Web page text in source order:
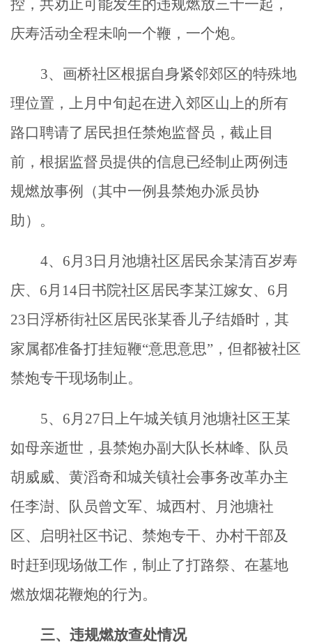
控，共劝止可能发生的违规燃放三十一起，
庆寿活动全程未响一个鞭，一个炮。
3、画桥社区根据自身紧邻郊区的特殊地
理位置，上月中旬起在进入郊区山上的所有
路口聘请了居民担任禁炮监督员，截止目
前，根据监督员提供的信息已经制止两例违
规燃放事例（其中一例县禁炮办派员协
助）。
4、6月3日月池塘社区居民余某清百岁寿
庆、6月14日书院社区居民李某江嫁女、6月
23日浮桥街社区居民张某香儿子结婚时，其
家属都准备打挂短鞭“意思意思”，但都被社区
禁炮专干现场制止。
5、6月27日上午城关镇月池塘社区王某
如母亲逝世，县禁炮办副大队长林峰、队员
胡威威、黄滔奇和城关镇社会事务改革办主
任李澍、队员曾文军、城西村、月池塘社
区、启明社区书记、禁炮专干、办村干部及
时赶到现场做工作，制止了打路祭、在墓地
燃放烟花鞭炮的行为。
三、违规燃放查处情况